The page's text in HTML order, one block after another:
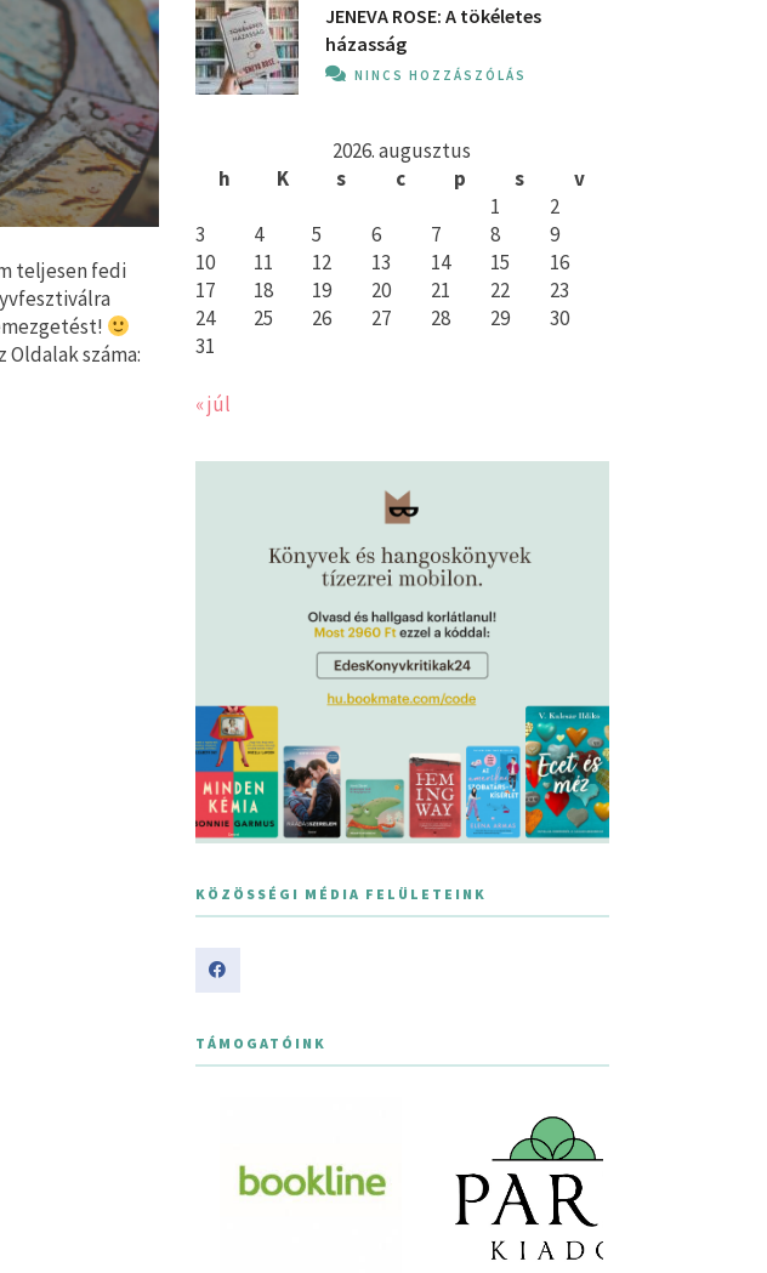
teljesen fedi
Oldalak száma:
JENEVA ROSE: A ​tökéletes
házasság
NINCS HOZZÁSZÓLÁS
2026. augusztus
h
K s c p s
v
1
2
3
4 5 6 7 8
9
10
11 12 13 14 15
16
17
18 19 20 21 22
23
24
25 26 27 28 29
30
31
« júl
KÖZÖSSÉGI MÉDIA FELÜLETEINK
TÁMOGATÓINK